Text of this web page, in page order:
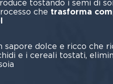
tostando i semi di
che trasforma
sapore dolce e ricco che
e i cereali tostati,